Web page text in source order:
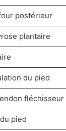
postérieur
plantaire
du pied
pied